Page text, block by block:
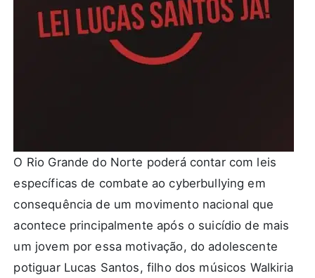
O Rio Grande do Norte poderá contar com leis
específicas de combate ao cyberbullying em
consequência de um movimento nacional que
acontece principalmente após o suicídio de mais
um jovem por essa motivação, do adolescente
potiguar Lucas Santos, filho dos músicos Walkiria